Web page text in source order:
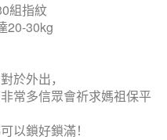
組指紋
20-30kg
於外出，
常多信眾會祈求媽祖保平
以鎖好鎖滿！